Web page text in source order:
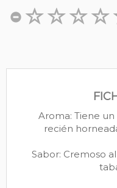
Aroma: Tiene
recién
Sabor: Cremoso